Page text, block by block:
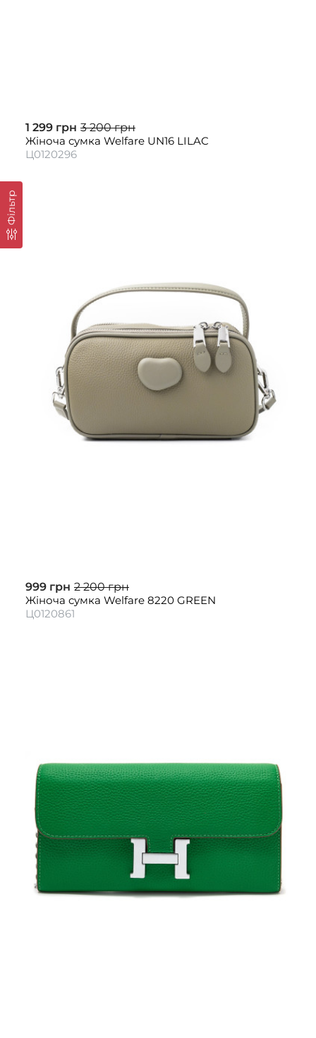
Фільтр
1 299 грн 3 200 грн
Жіноча сумка Welfare UN16 LILAC
Ц0120296
999 грн 2 200 грн
Жіноча сумка Welfare 8220 GREEN
Ц0120861